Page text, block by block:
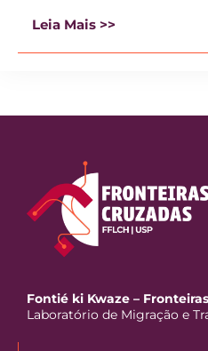
Leia Mais >>
Fontié ki Kwaze –
Laboratório de Migração e